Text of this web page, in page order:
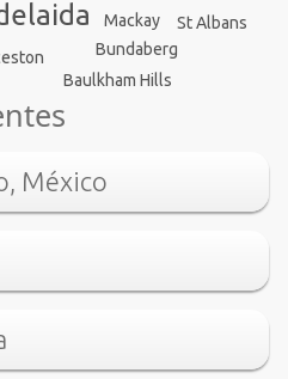
Mackay
Bundaberg
St Albans
Baulkham Hills
México